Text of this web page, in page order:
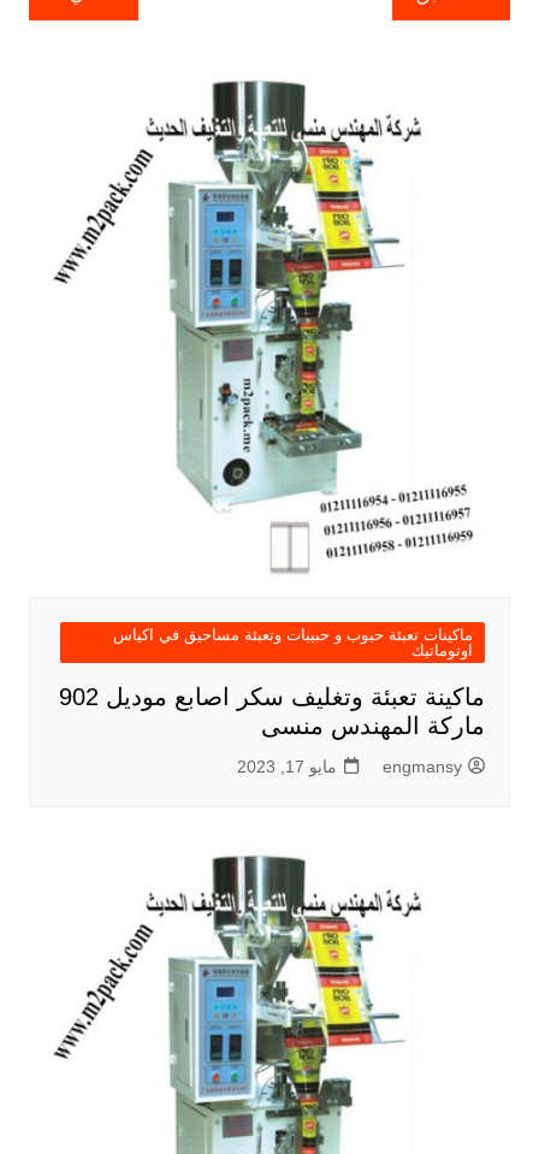
المقالات
ماكينات تعبئة حبوب و حبيبات وتعبئة مساحيق في اكياس
اوتوماتيك
ماكينة تعبئة وتغليف سكر اصابع موديل 902
ماركة المهندس منسى
engmansy مايو 17, 2023